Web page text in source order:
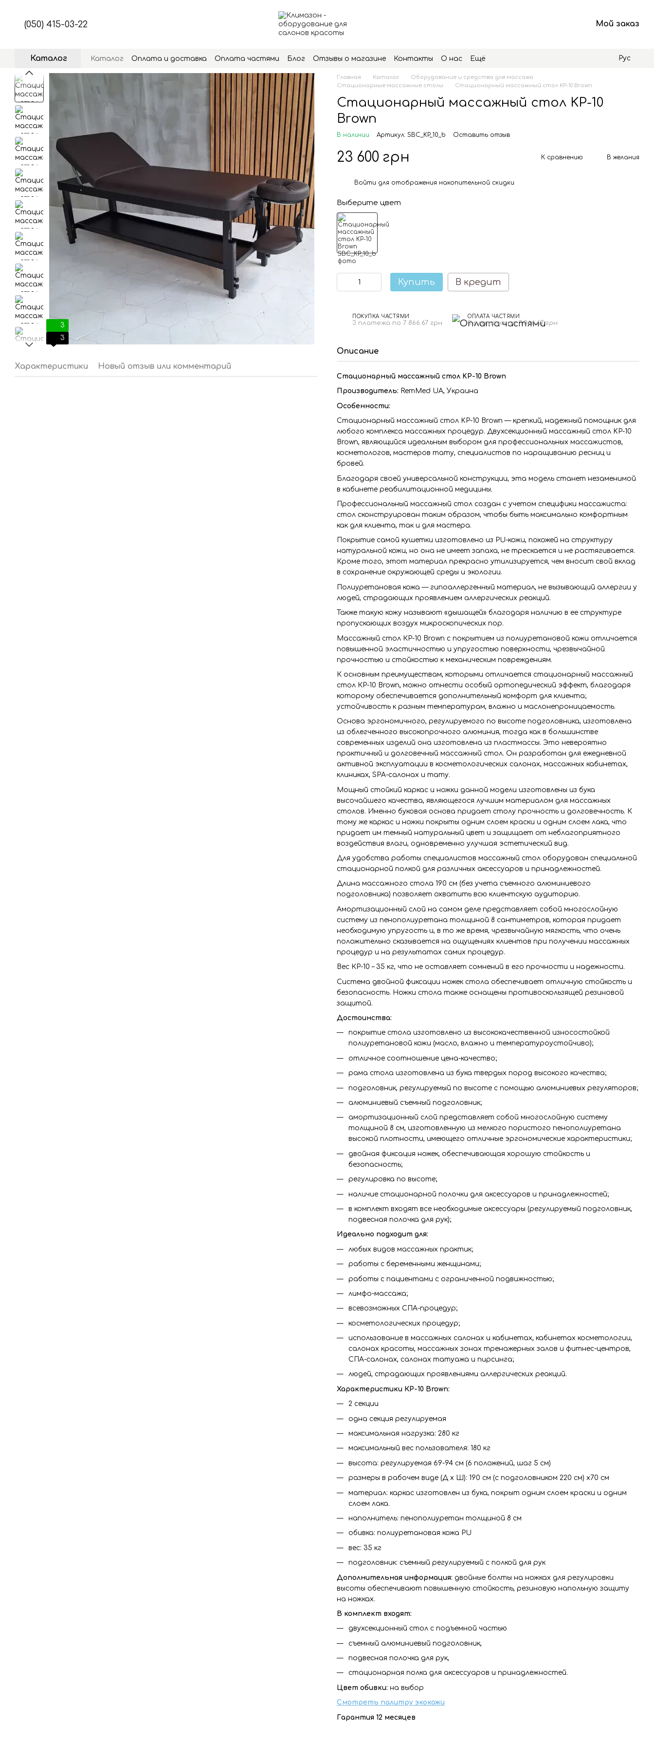
(050) 415-03-22 Мой заказ
Каталог Каталог Оплата и доставка Оплата частями Блог Отзывы о магазине Контакты О нас Ещё Рус
3
3
Характеристики Новый отзыв или комментарий
Главная Каталог
Оборудование и средства для массажа
Стационарные массажные столы
Стационарный массажный стол KP-10 Brown
Стационарный массажный стол KP-10
Brown
В наличии Артикул: SBC_KP_10_b Оставить отзыв
23 600 грн К сравнению В желания
Войти для отображения накопительной скидки
Выберите цвет
Купить В кредит
ПОКУПКА ЧАСТЯМИ
3 платежа по 7 866.67 грн
ОПЛАТА ЧАСТЯМИ
3 платежа по 7 866.67 грн
Описание
Стационарный массажный стол KP-10 Brown
Производитель: RemMed UA, Украина
Особенности:
Стационарный массажный стол KP-10 Brown — крепкий, надежный помощник для
любого комплекса массажных процедур. Двухсекционный массажный стол KP-10
Brown, являющийся идеальным выбором для профессиональных массажистов,
косметологов, мастеров тату, специалистов по наращиванию ресниц и
бровей.
Благодаря своей универсальной конструкции, эта модель станет незаменимой
в кабинете реабилитационной медицины.
Профессиональный массажный стол создан с учетом специфики массажиста:
стол сконструирован таким образом, чтобы быть максимально комфортным
как для клиента, так и для мастера.
Покрытие самой кушетки изготовлено из PU-кожи, похожей на структуру
натуральной кожи, но она не имеет запаха, не трескается и не растягивается.
Кроме того, этот материал прекрасно утилизируется, чем вносит свой вклад
в сохранение окружающей среды и экологии.
Полиуретановая кожа — гипоаллергенный материал, не вызывающий аллергии у
людей, страдающих проявлением аллергических реакций.
Также такую кожу называют «дышащей» благодаря наличию в ее структуре
пропускающих воздух микроскопических пор.
Массажный стол КР-10 Brown с покрытием из полиуретановой кожи отличается
повышенной эластичностью и упругостью поверхности, чрезвычайной
прочностью и стойкостью к механическим повреждениям.
К основным преимуществам, которыми отличается стационарный массажный
стол КР-10 Brown, можно отнести особый ортопедический эффект, благодаря
которому обеспечивается дополнительный комфорт для клиента;
устойчивость к разным температурам, влажно и маслонепроницаемость.
Основа эргономичного, регулируемого по высоте подголовника, изготовлена
из облегченного высокопрочного алюминия, тогда как в большинстве
современных изделий она изготовлена из пластмассы. Это невероятно
практичный и долговечный массажный стол. Он разработан для ежедневной
активной эксплуатации в косметологических салонах, массажных кабинетах,
клиниках, SPA-салонах и тату.
Мощный стойкий каркас и ножки данной модели изготовлены из бука
высочайшего качества, являющегося лучшим материалом для массажных
столов. Именно буковая основа придает столу прочность и долговечность. К
тому же каркас и ножки покрыты одним слоем краски и одним слоем лака, что
придает им темный натуральный цвет и защищает от неблагоприятного
воздействия влаги, одновременно улучшая эстетический вид.
Для удобства работы специалистов массажный стол оборудован специальной
стационарной полкой для различных аксессуаров и принадлежностей.
Длина массажного стола 190 см (без учета съемного алюминиевого
подголовника) позволяет охватить всю клиентскую аудиторию.
Амортизационный слой на самом деле представляет собой многослойную
систему из пенополиуретана толщиной 8 сантиметров, которая придает
необходимую упругость и, в то же время, чрезвычайную мягкость, что очень
положительно сказывается на ощущениях клиентов при получении массажных
процедур и на результатах самих процедур.
Вес КР-10 – 35 кг, что не оставляет сомнений в его прочности и надежности.
Система двойной фиксации ножек стола обеспечивает отличную стойкость и
безопасность. Ножки стола также оснащены противоскользящей резиновой
защитой.
Достоинства:
покрытие стола изготовлено из высококачественной износостойкой
полиуретановой кожи (масло, влажно и температуроустойчиво);
отличное соотношение цена-качество;
рама стола изготовлена из бука твердых пород высокого качества;
подголовник, регулируемый по высоте с помощью алюминиевых регуляторов;
алюминиевый съемный подголовник;
амортизационный слой представляет собой многослойную систему
толщиной 8 см, изготовленную из мелкого пористого пенополиуретана
высокой плотности, имеющего отличные эргономические характеристики;
двойная фиксация ножек, обеспечивающая хорошую стойкость и
безопасность;
регулировка по высоте;
наличие стационарной полочки для аксессуаров и принадлежностей;
в комплект входят все необходимые аксессуары (регулируемый подголовник,
подвесная полочка для рук);
Идеально подходит для:
любых видов массажных практик;
работы с беременными женщинами;
работы с пациентами с ограниченной подвижностью;
лимфо-массажа;
всевозможных СПА-процедур;
косметологических процедур;
использование в массажных салонах и кабинетах, кабинетах косметологии,
салонах красоты, массажных зонах тренажерных залов и фитнес-центров,
СПА-салонах, салонах татуажа и пирсинга;
людей, страдающих проявлениями аллергических реакций.
Характеристики КР-10 Brown:
2 секции
одна секция регулируемая
максимальная нагрузка: 280 кг
максимальный вес пользователя: 180 кг
высота: регулируемая 69-94 см (6 положений, шаг 5 см)
размеры в рабочем виде (Д x Ш): 190 см (с подголовником 220 см) x70 см
материал: каркас изготовлен из бука, покрыт одним слоем краски и одним
слоем лака.
наполнитель: пенополиуретан толщиной 8 см
обивка: полиуретановая кожа PU
вес: 35 кг
подголовник: съемный регулируемый с полкой для рук
Дополнительная информация: двойные болты на ножках для регулировки
высоты обеспечивают повышенную стойкость, резиновую напольную защиту
на ножках.
В комплект входят:
двухсекционный стол с подъемной частью
съемный алюминиевый подголовник,
подвесная полочка для рук,
стационарная полка для аксессуаров и принадлежностей.
Цвет обивки: на выбор
Смотреть палитру экокожи
Гарантия 12 месяцев